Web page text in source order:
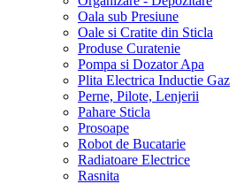
Oala sub Presiune
Oale si Cratite din Sticla
Produse Curatenie
Pompa si Dozator Apa
Plita Electrica Inductie Gaz
Perne, Pilote, Lenjerii
Pahare Sticla
Prosoape
Robot de Bucatarie
Radiatoare Electrice
Rasnita